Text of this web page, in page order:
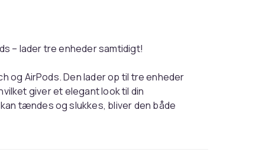
– lader tre enheder samtidigt!
og AirPods. Den lader op til tre enheder
giver et elegant look til din
tændes og slukkes, bliver den både